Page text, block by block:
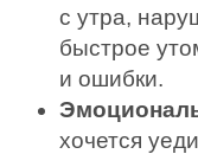
с утра,
быстрое
и ошибки.
хочется